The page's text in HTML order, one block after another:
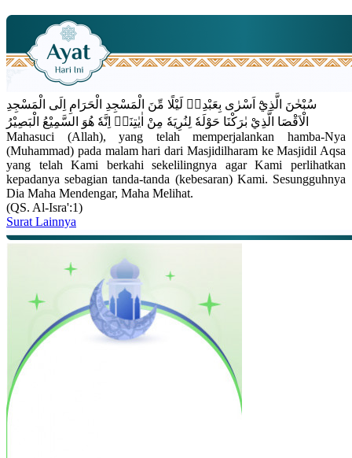
سُبْحٰنَ الَّذِيْٓ اَسْرٰى بِعَبْدِهٖ لَيْلًا مِّنَ الْمَسْجِدِ الْحَرَامِ اِلَى الْمَسْجِدِ
الْاَقْصَا الَّذِيْ بٰرَكْنَا حَوْلَهٗ لِنُرِيَهٗ مِنْ اٰيٰتِنَاۗ اِنَّهٗ هُوَ السَّمِيْعُ الْبَصِيْرُ
Mahasuci (Allah), yang telah memperjalankan hamba-Nya
(Muhammad) pada malam hari dari Masjidilharam ke Masjidil Aqsa
yang telah Kami berkahi sekelilingnya agar Kami perlihatkan
kepadanya sebagian tanda-tanda (kebesaran) Kami. Sesungguhnya
Dia Maha Mendengar, Maha Melihat.
(QS. Al-Isra':1)
Surat Lainnya